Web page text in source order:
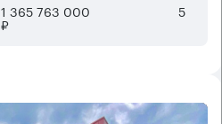
1 365 763 000
₽
5